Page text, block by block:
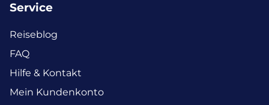
Service
Reiseblog
FAQ
Hilfe & Kontakt
Mein Kundenkonto